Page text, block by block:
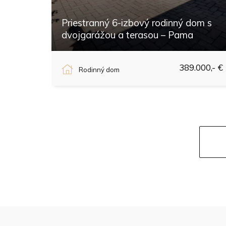
Priestranný 6-izbový rodinný dom s
dvojgarážou a terasou – Pama
Rodinný dom
389.000,- €